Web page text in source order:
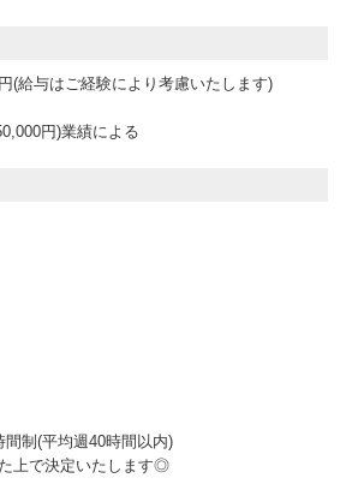
(給与はご経験により考慮いたします)
円)業績による
間制(平均週40時間以内)
上で決定いたします◎